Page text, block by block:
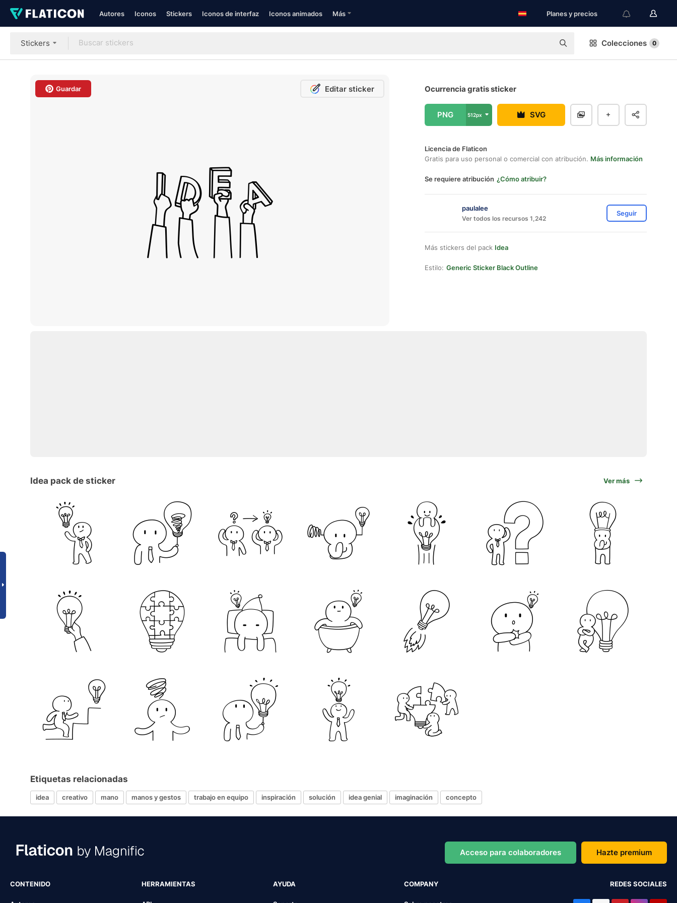
Autores Iconos Stickers Iconos de interfaz Iconos animados Más Planes y precios
Stickers Colecciones 0
Guardar Editar sticker Ocurrencia gratis sticker
PNG 512px SVG
Licencia de Flaticon
Gratis para uso personal o comercial con atribución. Más información
Se requiere atribución ¿Cómo atribuir?
paulalee
Ver todos los recursos 1,242
Seguir
Más stickers del pack Idea
Estilo: Generic Sticker Black Outline
Idea pack de sticker Ver más
Etiquetas relacionadas
idea creativo mano manos y gestos trabajo en equipo inspiración solución idea genial imaginación concepto
Acceso para colaboradores Hazte premium
CONTENIDO HERRAMIENTAS AYUDA COMPANY REDES SOCIALES